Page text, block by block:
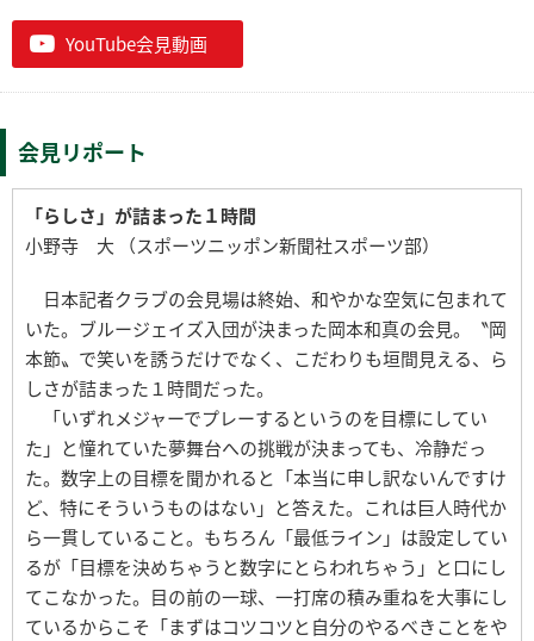
YouTube会見動画
会見リポート
「らしさ」が詰まった１時間
小野寺 大 （スポーツニッポン新聞社スポーツ部）
日本記者クラブの会見場は終始、和やかな空気に包まれて
いた。ブルージェイズ入団が決まった岡本和真の会見。〝岡
本節〟で笑いを誘うだけでなく、こだわりも垣間見える、ら
しさが詰まった１時間だった。
「いずれメジャーでプレーするというのを目標にしてい
た」と憧れていた夢舞台への挑戦が決まっても、冷静だっ
た。数字上の目標を聞かれると「本当に申し訳ないんですけ
ど、特にそういうものはない」と答えた。これは巨人時代か
ら一貫していること。もちろん「最低ライン」は設定してい
るが「目標を決めちゃうと数字にとらわれちゃう」と口にし
てこなかった。目の前の一球、一打席の積み重ねを大事にし
ているからこそ「まずはコツコツと自分のやるべきことをや